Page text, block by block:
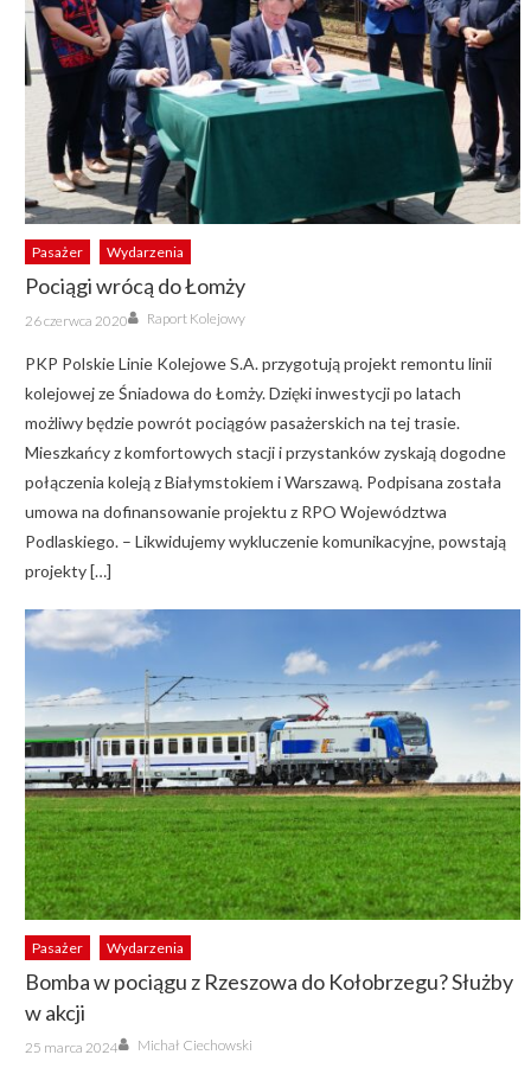
Pasażer Wydarzenia
Pociągi wrócą do Łomży
Posted
on
26 czerwca 2020 Author
Raport Kolejowy
PKP Polskie Linie Kolejowe S.A. przygotują projekt remontu linii
kolejowej ze Śniadowa do Łomży. Dzięki inwestycji po latach
możliwy będzie powrót pociągów pasażerskich na tej trasie.
Mieszkańcy z komfortowych stacji i przystanków zyskają dogodne
połączenia koleją z Białymstokiem i Warszawą. Podpisana została
umowa na dofinansowanie projektu z RPO Województwa
Podlaskiego. – Likwidujemy wykluczenie komunikacyjne, powstają
projekty […]
Pasażer Wydarzenia
Bomba w pociągu z Rzeszowa do Kołobrzegu? Służby
w akcji
Posted
on
25 marca 2024 Author
Michał Ciechowski